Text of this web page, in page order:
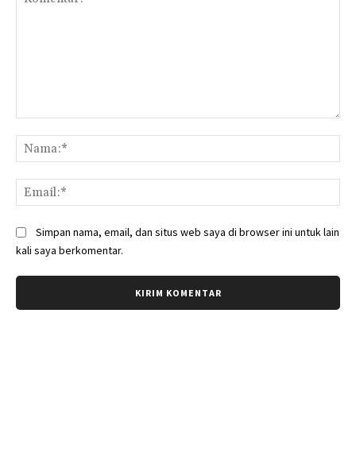
Simpan nama, email, dan situs web saya di browser ini untuk lain
kali saya berkomentar.